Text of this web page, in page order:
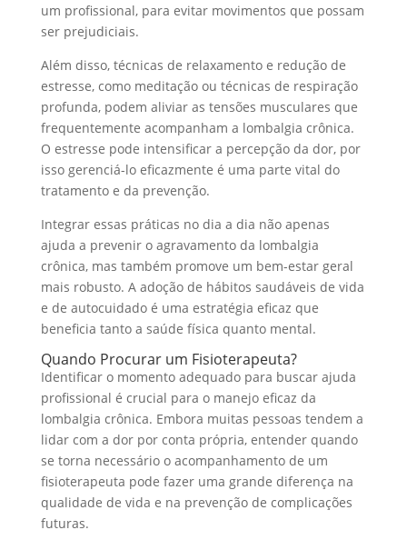
um profissional, para evitar movimentos que possam
ser prejudiciais.
Além disso, técnicas de relaxamento e redução de
estresse, como meditação ou técnicas de respiração
profunda, podem aliviar as tensões musculares que
frequentemente acompanham a lombalgia crônica.
O estresse pode intensificar a percepção da dor, por
isso gerenciá-lo eficazmente é uma parte vital do
tratamento e da prevenção.
Integrar essas práticas no dia a dia não apenas
ajuda a prevenir o agravamento da lombalgia
crônica, mas também promove um bem-estar geral
mais robusto. A adoção de hábitos saudáveis de vida
e de autocuidado é uma estratégia eficaz que
beneficia tanto a saúde física quanto mental.
Quando Procurar um Fisioterapeuta?
Identificar o momento adequado para buscar ajuda
profissional é crucial para o manejo eficaz da
lombalgia crônica. Embora muitas pessoas tendem a
lidar com a dor por conta própria, entender quando
se torna necessário o acompanhamento de um
fisioterapeuta pode fazer uma grande diferença na
qualidade de vida e na prevenção de complicações
futuras.